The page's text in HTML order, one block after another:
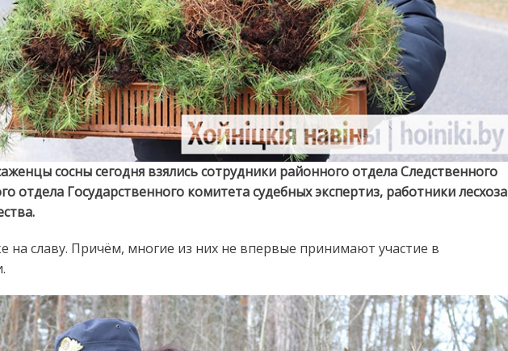
сосны сегодня взялись сотрудники районного отдела Следственного
отдела Государственного комитета судебных экспертиз, работники лесхоза
на славу. Причём, многие из них не впервые принимают участие в